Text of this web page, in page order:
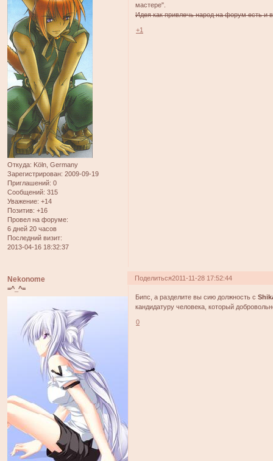
Откуда: Köln, Germany
Зарегистрирован: 2009-09-19
Приглашений: 0
Сообщений: 315
Уважение: +14
Позитив: +16
Провел на форуме:
6 дней 20 часов
Последний визит:
2013-04-16 18:32:37
мастере".
Идея как привлечь народ на форум есть и
+1
Поделиться2011-11-28 17:52:44
Nekonome
=^_^=
Бипс, а разделите вы сию должность с
кандидатуру человека, который
0